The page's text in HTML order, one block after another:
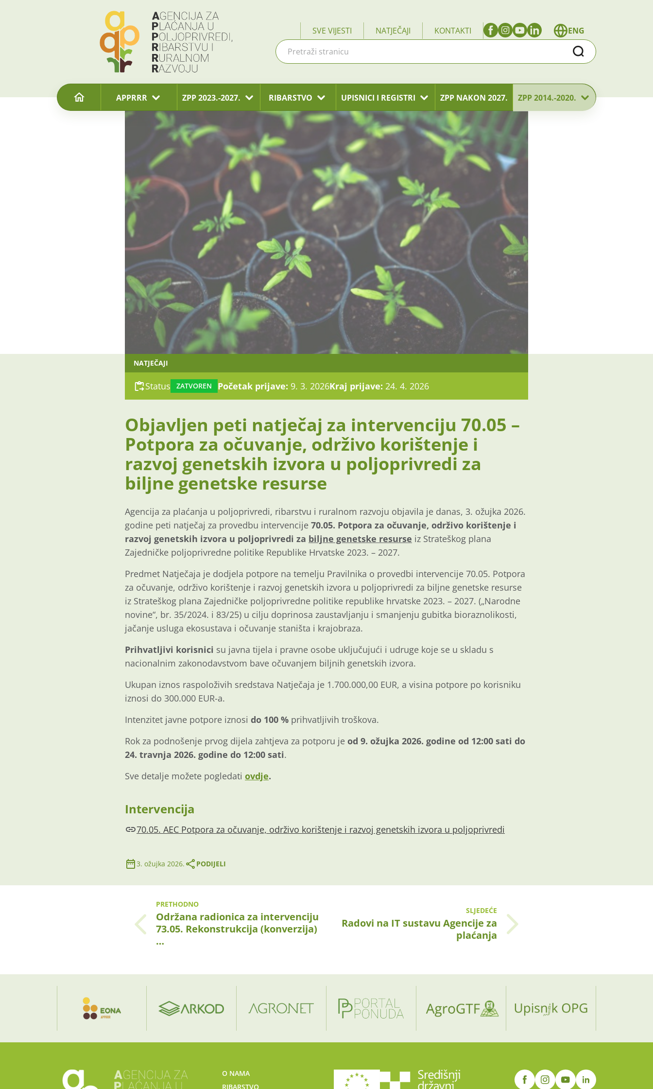
SVE VIJESTI NATJEČAJI KONTAKTI
ENG
Traži
APPRRR ZPP 2023.-2027. RIBARSTVO UPISNICI I REGISTRI ZPP NAKON 2027. ZPP 2014.-2020.
NATJEČAJI
Status ZATVOREN Početak prijave: 9. 3. 2026Kraj prijave: 24. 4. 2026
Objavljen peti natječaj za intervenciju 70.05 –
Potpora za očuvanje, održivo korištenje i
razvoj genetskih izvora u poljoprivredi za
biljne genetske resurse
Agencija za plaćanja u poljoprivredi, ribarstvu i ruralnom razvoju objavila je danas, 3. ožujka 2026.
godine peti natječaj za provedbu intervencije 70.05. Potpora za očuvanje, održivo korištenje i
razvoj genetskih izvora u poljoprivredi za biljne genetske resurse iz Strateškog plana
Zajedničke poljoprivredne politike Republike Hrvatske 2023. – 2027.
Predmet Natječaja je dodjela potpore na temelju Pravilnika o provedbi intervencije 70.05. Potpora
za očuvanje, održivo korištenje i razvoj genetskih izvora u poljoprivredi za biljne genetske resurse
iz Strateškog plana Zajedničke poljoprivredne politike republike hrvatske 2023. – 2027. („Narodne
novine“, br. 35/2024. i 83/25) u cilju doprinosa zaustavljanju i smanjenju gubitka bioraznolikosti,
jačanje usluga ekosustava i očuvanje staništa i krajobraza.
Prihvatljivi korisnici su javna tijela i pravne osobe uključujući i udruge koje se u skladu s
nacionalnim zakonodavstvom bave očuvanjem biljnih genetskih izvora.
Ukupan iznos raspoloživih sredstava Natječaja je 1.700.000,00 EUR, a visina potpore po korisniku
iznosi do 300.000 EUR-a.
Intenzitet javne potpore iznosi do 100 % prihvatljivih troškova.
Rok za podnošenje prvog dijela zahtjeva za potporu je od 9. ožujka 2026. godine od 12:00 sati do
24. travnja 2026. godine do 12:00 sati.
Sve detalje možete pogledati ovdje.
Intervencija
70.05. AEC Potpora za očuvanje, održivo korištenje i razvoj genetskih izvora u poljoprivredi
3. ožujka 2026. PODIJELI
PRETHODNO
Održana radionica za intervenciju
73.05. Rekonstrukcija (konverzija)
…
SLJEDEĆE
Radovi na IT sustavu Agencije za
plaćanja
O NAMA
RIBARSTVO